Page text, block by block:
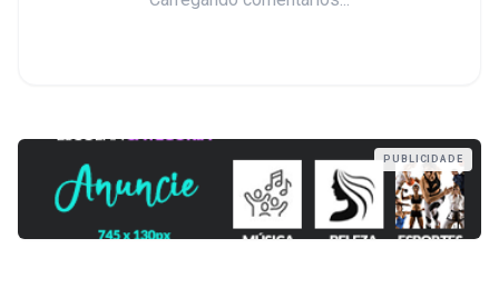
PUBLICIDADE